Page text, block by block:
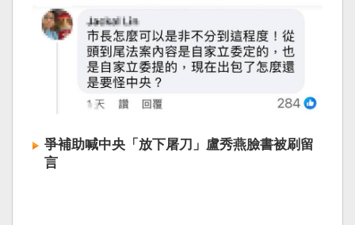
爭補助喊中央「放下屠刀」盧秀燕臉書被刷留
言